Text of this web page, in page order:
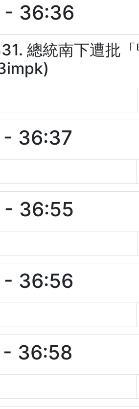
36:36
總統南下遭批
36:37
36:55
36:56
36:58